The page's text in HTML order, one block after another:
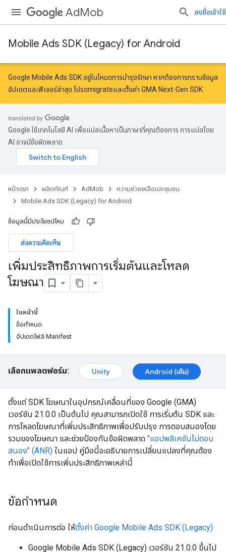
AdMob ลงชื่อเข้าใช้
Mobile Ads SDK (Legacy) for Android
Google Mobile Ads SDK อยู่ในโหมดการบำรุงรักษา หากต้องการทราบข้อมูล
อัปเดตและฟีเจอร์ล่าสุด โปรดmigrateและตั้งค่า GMA Next-Gen SDK
Google ใช้เทคโนโลยี AI เพื่อแปลเนื้อหาเป็นภาษาที่คุณต้องการ การแปลโดย
AI อาจมีข้อผิดพลาด
หน้าแรก ผลิตภัณฑ์ AdMob
ความช่วยเหลือและชุมชน
Mobile Ads SDK (Legacy) for Android
ข้อมูลนี้มีประโยชน์ไหม
ส่งความคิดเห็น
เพิ่มประสิทธิภาพการเริ่มต้นและโหลด
โฆษณา
ในหน้านี้
ข้อกำหนด
อัปเดตไฟล์ Manifest
เลือกแพลตฟอร์ม: Unity Android (เดิม)
ตั้งแต่ SDK โฆษณาในอุปกรณ์เคลื่อนที่ของ Google (GMA)
เวอร์ชัน 21.0.0 เป็นต้นไป คุณสามารถเปิดใช้ การเริ่มต้น SDK และ
การโหลดโฆษณาที่เพิ่มประสิทธิภาพเพื่อปรับปรุง การตอบสนองโดย
รวมของโฆษณา และช่วยป้องกันข้อผิดพลาด "แอปพลิเคชันไม่ตอบ
สนอง" (ANR) ในแอป คู่มือนี้จะอธิบายการเปลี่ยนแปลงที่คุณต้อง
ทำเพื่อเปิดใช้การเพิ่มประสิทธิภาพเหล่านี้
ข้อกำหนด
ก่อนดำเนินการต่อ ให้ตั้งค่า Google Mobile Ads SDK (Legacy)
Google Mobile Ads SDK (Legacy) เวอร์ชัน 21.0.0 ขึ้นไป